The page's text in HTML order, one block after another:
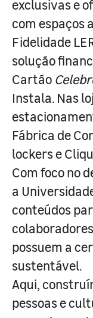
exclusivas e
com espaços
Fidelidade
solução
Cartão
Instala. Nas
Fábrica de
lockers e
Com foco no
a
conteúdos
possuem a
sustentável.
Aqui,
pessoas e